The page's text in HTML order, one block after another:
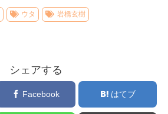
ウタ 岩橋玄樹
シェアする
Facebook はてブ